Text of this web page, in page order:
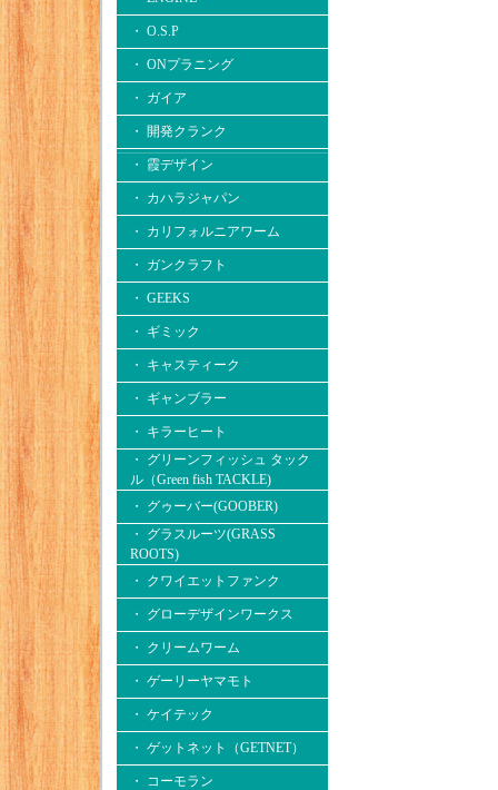
・ O.S.P
・ ONプラニング
・ ガイア
・ 開発クランク
・ 霞デザイン
・ カハラジャパン
・ カリフォルニアワーム
・ ガンクラフト
・ GEEKS
・ ギミック
・ キャスティーク
・ ギャンブラー
・ キラーヒート
・ グリーンフィッシュ タック
ル（Green fish TACKLE)
・ グゥーバー(GOOBER)
・ グラスルーツ(GRASS
ROOTS)
・ クワイエットファンク
・ グローデザインワークス
・ クリームワーム
・ ゲーリーヤマモト
・ ケイテック
・ ゲットネット（GETNET）
・ コーモラン